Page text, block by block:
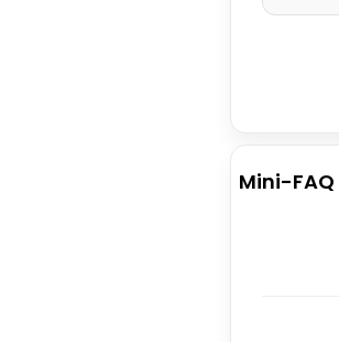
Mini-FAQ